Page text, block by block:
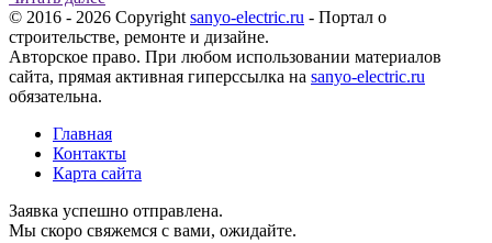
© 2016 - 2026 Copyright sanyo-electric.ru - Портал о
строительстве, ремонте и дизайне.
Авторское право. При любом использовании материалов
сайта, прямая активная гиперссылка на sanyo-electric.ru
обязательна.
Главная
Контакты
Карта сайта
Заявка успешно отправлена.
Мы скоро свяжемся с вами, ожидайте.